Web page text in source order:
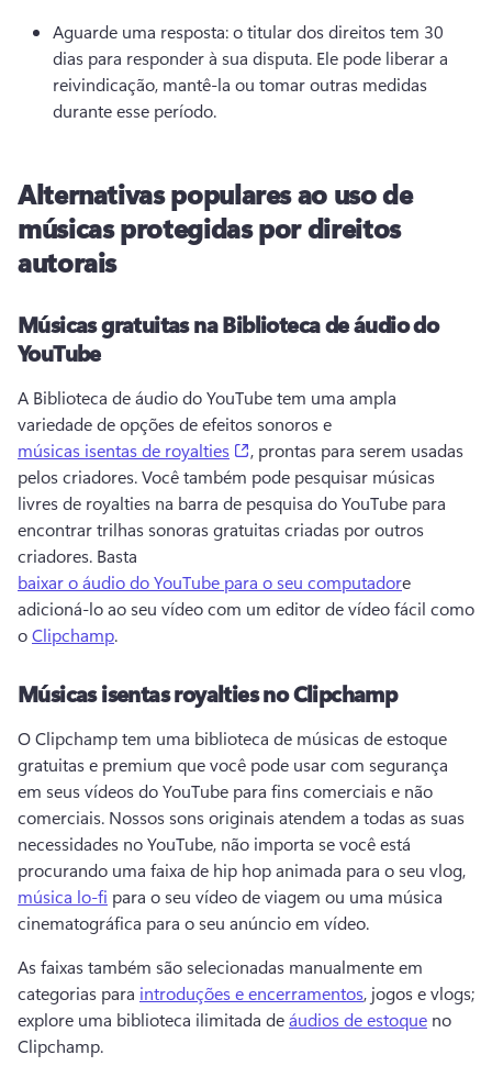
Aguarde uma resposta: o titular dos direitos tem 30
dias para responder à sua disputa. Ele pode liberar a
reivindicação, mantê-la ou tomar outras medidas
durante esse período.
Alternativas populares ao uso de
músicas protegidas por direitos
autorais
Músicas gratuitas na Biblioteca de áudio do
YouTube
A Biblioteca de áudio do YouTube tem uma ampla
variedade de opções de efeitos sonoros e
músicas isentas de royalties
(opens in a new tab)
, prontas para serem usadas
pelos criadores. Você também pode pesquisar músicas
livres de royalties na barra de pesquisa do YouTube para
encontrar trilhas sonoras gratuitas criadas por outros
criadores. Basta
baixar o áudio do YouTube para o seu computadore
adicioná-lo ao seu vídeo com um editor de vídeo fácil como
o Clipchamp.
Músicas isentas royalties no Clipchamp
O Clipchamp tem uma biblioteca de músicas de estoque
gratuitas e premium que você pode usar com segurança
em seus vídeos do YouTube para fins comerciais e não
comerciais. Nossos sons originais atendem a todas as suas
necessidades no YouTube, não importa se você está
procurando uma faixa de hip hop animada para o seu vlog,
música lo-fi para o seu vídeo de viagem ou uma música
cinematográfica para o seu anúncio em vídeo.
As faixas também são selecionadas manualmente em
categorias para introduções e encerramentos, jogos e vlogs;
explore uma biblioteca ilimitada de áudios de estoque no
Clipchamp.